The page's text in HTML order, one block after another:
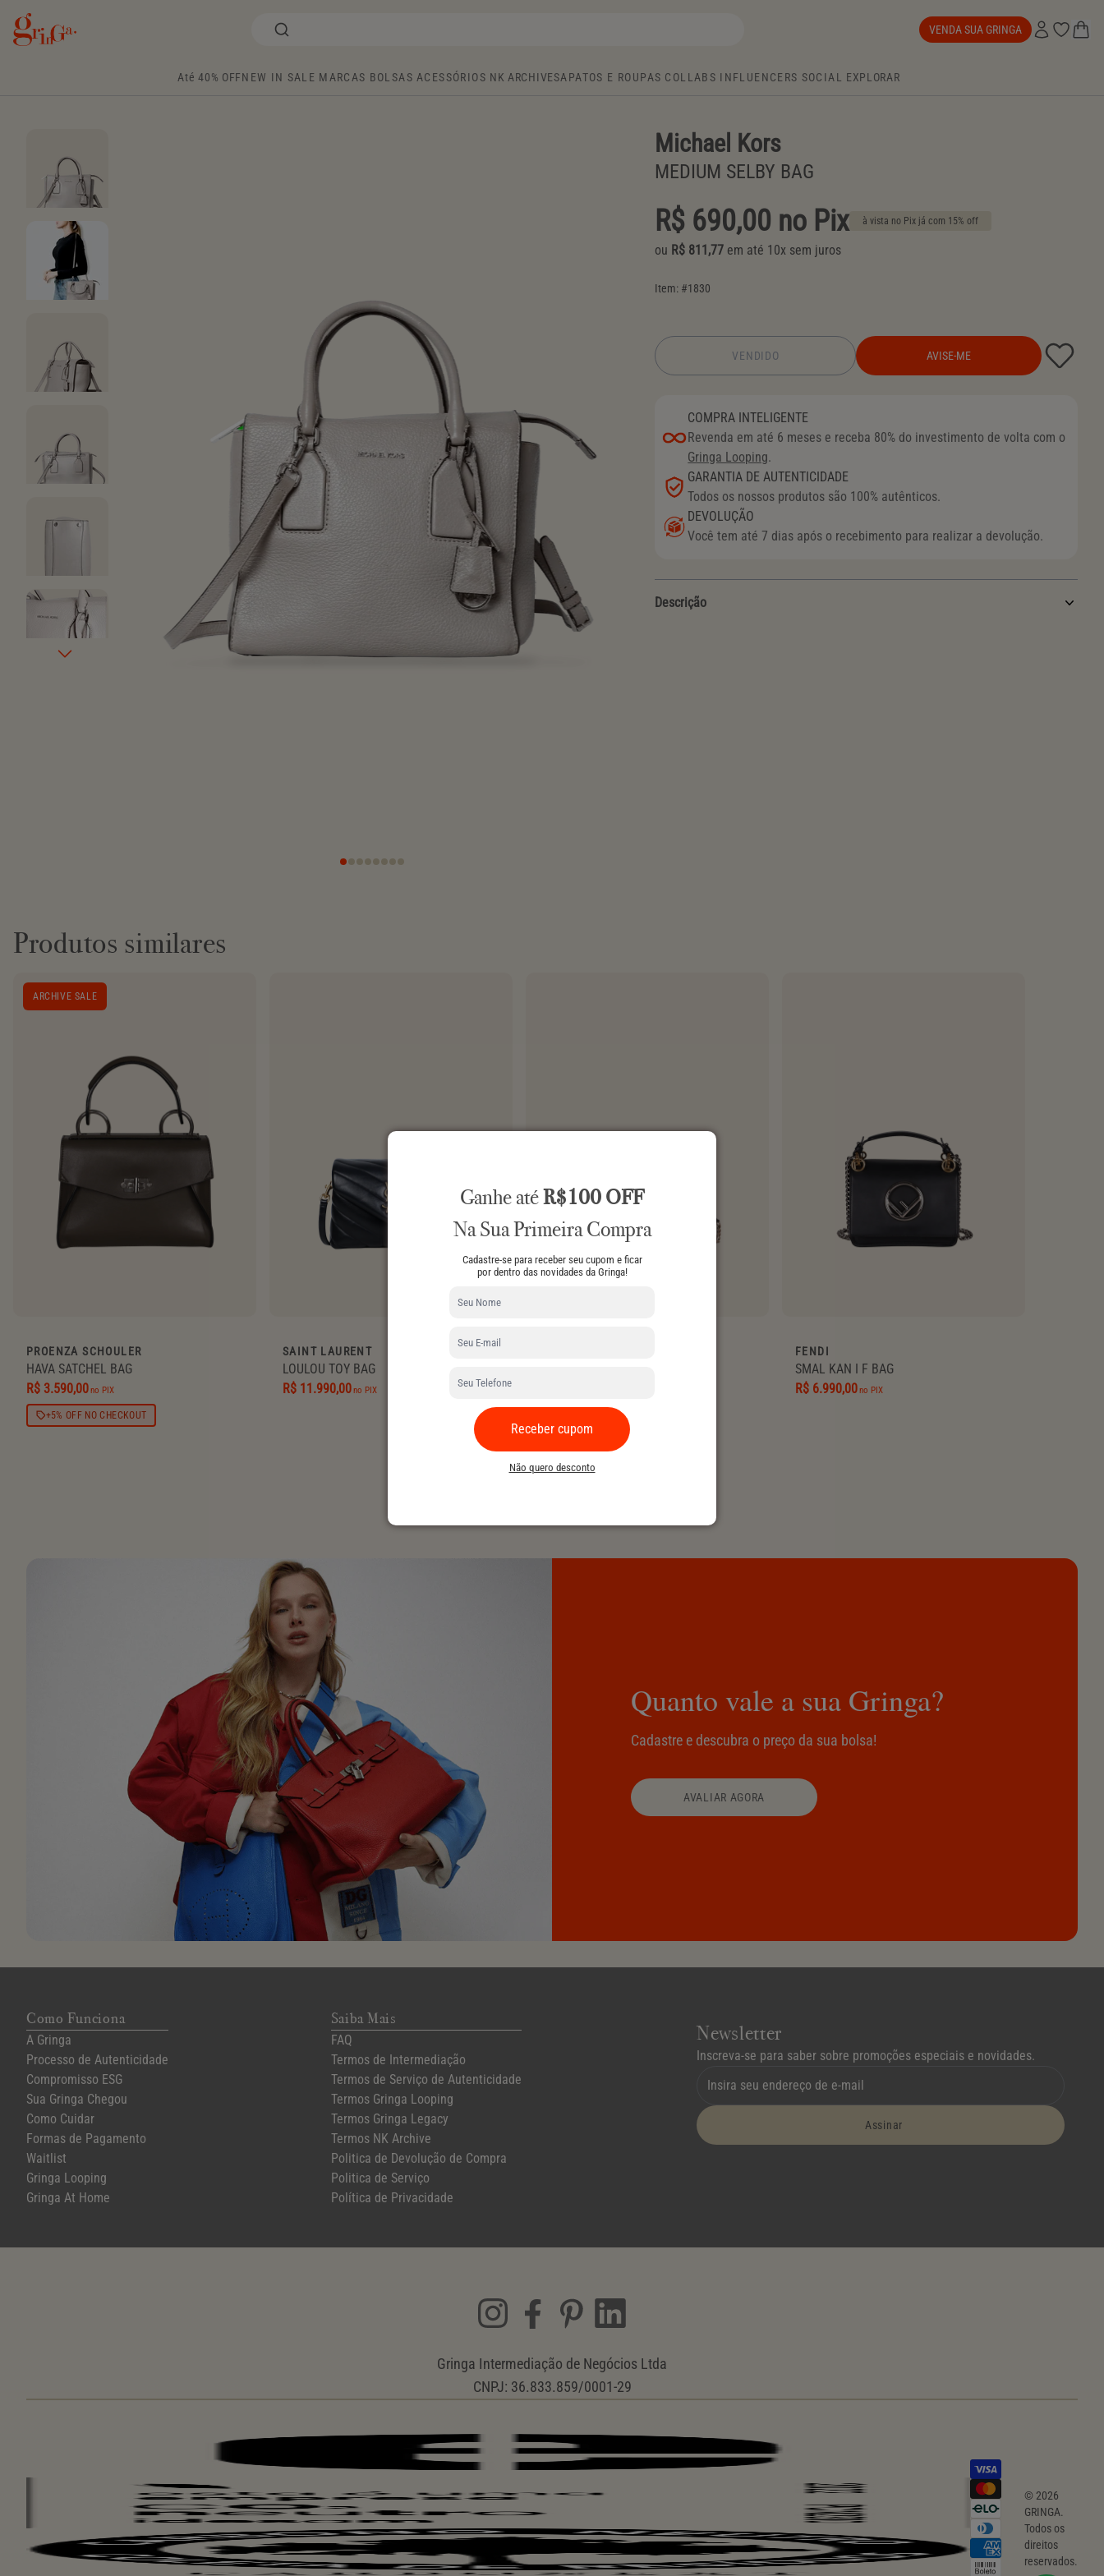
VENDA SUA GRINGA
Até 40% OFFNEW IN SALE MARCAS BOLSAS ACESSÓRIOS NK ARCHIVESAPATOS E ROUPAS COLLABS INFLUENCERS SOCIAL EXPLORAR
Michael Kors
MEDIUM SELBY BAG
R$ 690,00 no Pix à vista no Pix já com 15% off
ou R$ 811,77 em até 10x sem juros
Item: #1830
VENDIDO
MEDIUM SELBY BAG
AVISE-ME
COMPRA INTELIGENTE
Revenda em até 6 meses e receba 80% do investimento de volta com o
Gringa Looping.
GARANTIA DE AUTENTICIDADE
Todos os nossos produtos são 100% autênticos.
DEVOLUÇÃO
Você tem até 7 dias após o recebimento para realizar a devolução.
Descrição
Produtos similares
ARCHIVE SALE
PROENZA SCHOULER
HAVA SATCHEL BAG
R$ 3.590,00no PIX
+5% OFF NO CHECKOUT
SAINT LAURENT
LOULOU TOY BAG
R$ 11.990,00no PIX
FENDI
SMAL KAN I F BAG
R$ 6.990,00no PIX
Quanto vale a sua Gringa?
Cadastre e descubra o preço da sua bolsa!
AVALIAR AGORA
Como Funciona
A Gringa
Processo de Autenticidade
Compromisso ESG
Sua Gringa Chegou
Como Cuidar
Formas de Pagamento
Waitlist
Gringa Looping
Gringa At Home
Saiba Mais
FAQ
Termos de Intermediação
Termos de Serviço de Autenticidade
Termos Gringa Looping
Termos Gringa Legacy
Termos NK Archive
Politica de Devolução de Compra
Politica de Serviço
Política de Privacidade
Newsletter
Inscreva-se para saber sobre promoções especiais e novidades.
Assinar
Gringa Intermediação de Negócios Ltda
CNPJ: 36.833.859/0001-29
© 2026
GRINGA.
Todos os
direitos
reservados.
Ganhe atéR$100 OFF
Na Sua Primeira Compra
Cadastre-se para receber seu cupom e ficar
por dentro das novidades da Gringa!
Receber cupom
Não quero desconto